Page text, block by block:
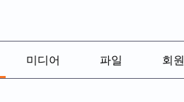
미디어 파일 회원